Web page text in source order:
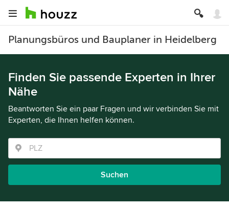
Planungsbüros und Bauplaner in Heidelberg
Finden Sie passende Experten in Ihrer
Nähe
Beantworten Sie ein paar Fragen und wir verbinden Sie mit
Experten, die Ihnen helfen können.
Suchen